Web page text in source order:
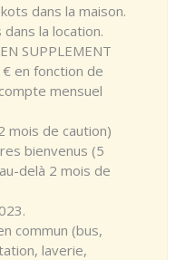
dans la maison.
la location.
SUPPLEMENT
en fonction de
mensuel
mois de caution)
bienvenus (5
delà 2 mois de
commun (bus,
laverie,